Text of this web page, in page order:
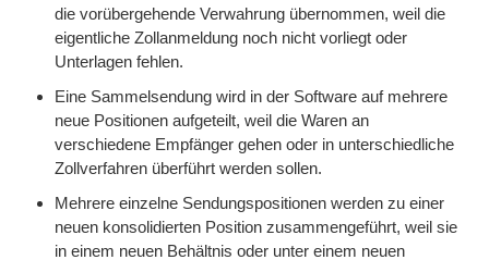
die vorübergehende Verwahrung übernommen, weil die
eigentliche Zollanmeldung noch nicht vorliegt oder
Unterlagen fehlen.
Eine Sammelsendung wird in der Software auf mehrere
neue Positionen aufgeteilt, weil die Waren an
verschiedene Empfänger gehen oder in unterschiedliche
Zollverfahren überführt werden sollen.
Mehrere einzelne Sendungspositionen werden zu einer
neuen konsolidierten Position zusammengeführt, weil sie
in einem neuen Behältnis oder unter einem neuen